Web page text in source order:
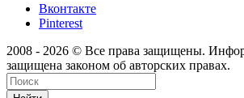
Вконтакте
Pinterest
2008 - 2026 © Все права защищены.
защищена законом об авторских правах.